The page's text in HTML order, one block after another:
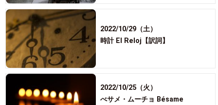
2022/10/29（土）
時計 El Reloj【訳詞】
2022/10/25（火）
べサメ・ムーチョ Bésame